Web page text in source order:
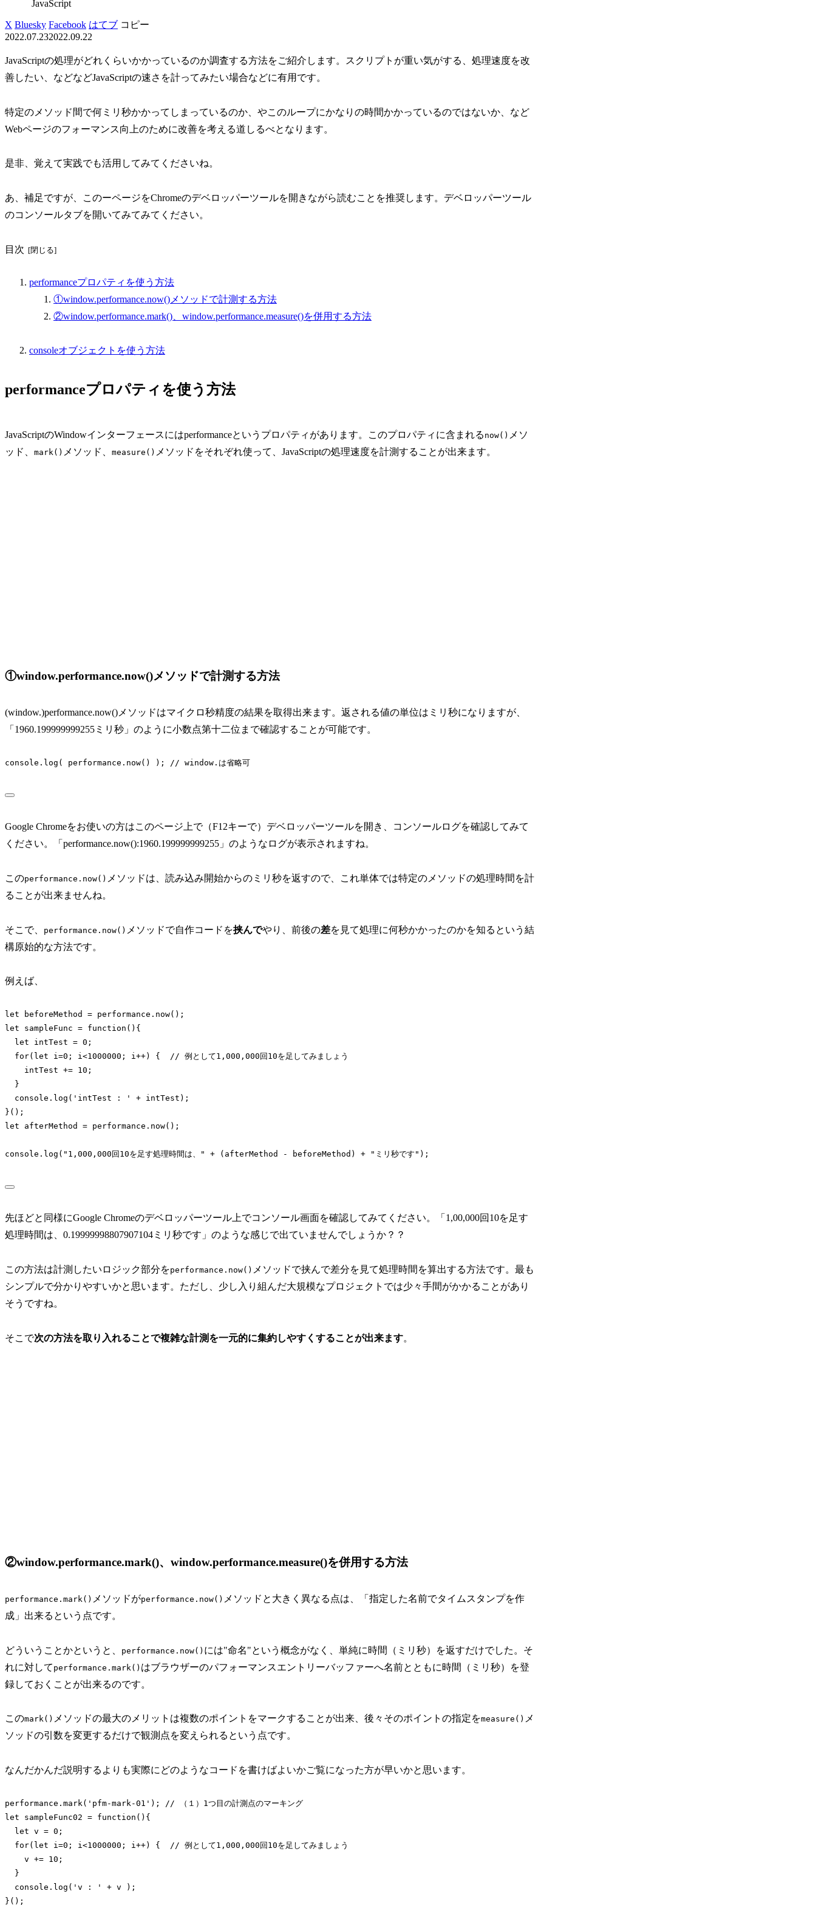
JavaScript
X Bluesky Facebook はてブ コピー
2022.07.232022.09.22
JavaScriptの処理がどれくらいかかっているのか調査する方法をご紹介します。スクリプトが重い気がする、処理速度を改
善したい、などなどJavaScriptの速さを計ってみたい場合などに有用です。
特定のメソッド間で何ミリ秒かかってしまっているのか、やこのループにかなりの時間かかっているのではないか、など
Webページのフォーマンス向上のために改善を考える道しるべとなります。
是非、覚えて実践でも活用してみてくださいね。
あ、補足ですが、このーページをChromeのデベロッパーツールを開きながら読むことを推奨します。デベロッパーツール
のコンソールタブを開いてみてみてください。
目次
performanceプロパティを使う方法
①window.performance.now()メソッドで計測する方法
②window.performance.mark()、window.performance.measure()を併用する方法
consoleオブジェクトを使う方法
performanceプロパティを使う方法
JavaScriptのWindowインターフェースにはperformanceというプロパティがあります。このプロパティに含まれる now() メソ
ッド、 mark() メソッド、 measure() メソッドをそれぞれ使って、JavaScriptの処理速度を計測することが出来ます。
①window.performance.now()メソッドで計測する方法
(window.)performance.now()メソッドはマイクロ秒精度の結果を取得出来ます。返される値の単位はミリ秒になりますが、
「1960.199999999255ミリ秒」のように小数点第十二位まで確認することが可能です。
console.log( performance.now() ); // window.は省略可
Google Chromeをお使いの方はこのページ上で（F12キーで）デベロッパーツールを開き、コンソールログを確認してみて
ください。「performance.now():1960.199999999255」のようなログが表示されますね。
このperformance.now() メソッドは、読み込み開始からのミリ秒を返すので、これ単体では特定のメソッドの処理時間を計
ることが出来ませんね。
そこで、 performance.now() メソッドで自作コードを挟んでやり、前後の差を見て処理に何秒かかったのかを知るという結
構原始的な方法です。
例えば、
let beforeMethod = performance.now();
let sampleFunc = function(){
  let intTest = 0;
  for(let i=0; i<1000000; i++) {  // 例として1,000,000回10を足してみましょう
    intTest += 10;
  }
  console.log('intTest : ' + intTest);
}();
let afterMethod = performance.now();
console.log("1,000,000回10を足す処理時間は、" + (afterMethod - beforeMethod) + "ミリ秒です");
先ほどと同様にGoogle Chromeのデベロッパーツール上でコンソール画面を確認してみてください。「1,00,000回10を足す
処理時間は、0.19999998807907104ミリ秒です」のような感じで出ていませんでしょうか？？
この方法は計測したいロジック部分をperformance.now() メソッドで挟んで差分を見て処理時間を算出する方法です。最も
シンプルで分かりやすいかと思います。ただし、少し入り組んだ大規模なプロジェクトでは少々手間がかかることがあり
そうですね。
そこで次の方法を取り入れることで複雑な計測を一元的に集約しやすくすることが出来ます。
②window.performance.mark()、window.performance.measure()を併用する方法
performance.mark() メソッドがperformance.now() メソッドと大きく異なる点は、「指定した名前でタイムスタンプを作
成」出来るという点です。
どういうことかというと、 performance.now() には"命名"という概念がなく、単純に時間（ミリ秒）を返すだけでした。そ
れに対して performance.mark() はブラウザーのパフォーマンスエントリーバッファーへ名前とともに時間（ミリ秒）を登
録しておくことが出来るのです。
このmark() メソッドの最大のメリットは複数のポイントをマークすることが出来、後々そのポイントの指定をmeasure() メ
ソッドの引数を変更するだけで観測点を変えられるという点です。
なんだかんだ説明するよりも実際にどのようなコードを書けばよいかご覧になった方が早いかと思います。
performance.mark('pfm-mark-01'); // （１）1つ目の計測点のマーキング
let sampleFunc02 = function(){
  let v = 0;
  for(let i=0; i<1000000; i++) {  // 例として1,000,000回10を足してみましょう
    v += 10;
  }
  console.log('v : ' + v );
}();